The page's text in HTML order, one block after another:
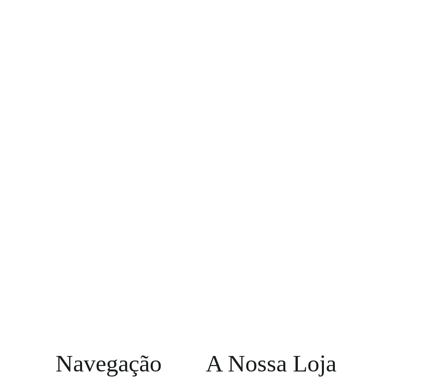
Navegação A Nossa Loja